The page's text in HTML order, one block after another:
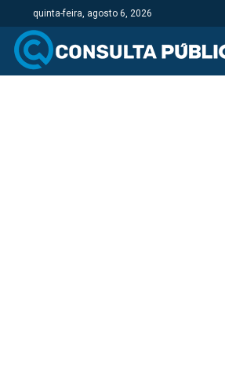
quinta-feira, agosto 6, 2026